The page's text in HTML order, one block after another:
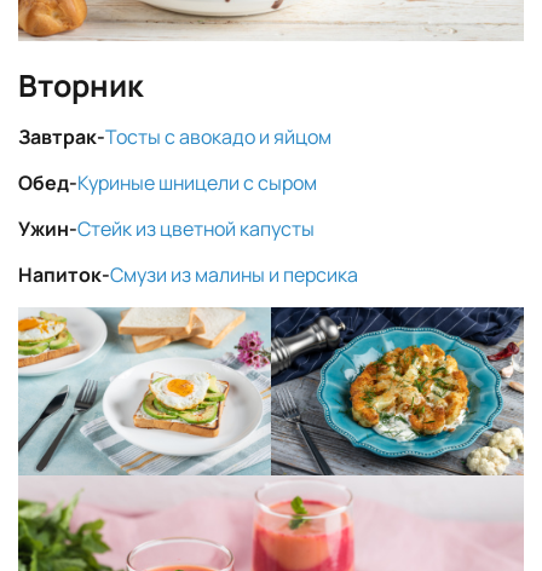
Вторник
Завтрак-Тосты с авокадо и яйцом
Обед-Куриные шницели с сыром
Ужин-Стейк из цветной капусты
Напиток-Смузи из малины и персика